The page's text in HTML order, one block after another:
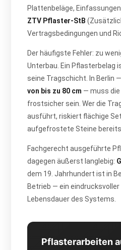
Plattenbeläge,
ZTV Pflaster-StB
Vertragsbedingungen und
Der häufigste Fehler: zu
Unterbau. Ein Pflasterbelag
seine Tragschicht. In Berlin
von bis zu 80 cm — muss
frostsicher sein. Wer die
ausführt, riskiert flächige
aufgefrostete Steine
Fachgerecht ausgeführte
dagegen äußerst langlebig:
dem 19. Jahrhundert ist in
Betrieb — ein
Lebensdauer des Systems.
Pflasterarbeiten